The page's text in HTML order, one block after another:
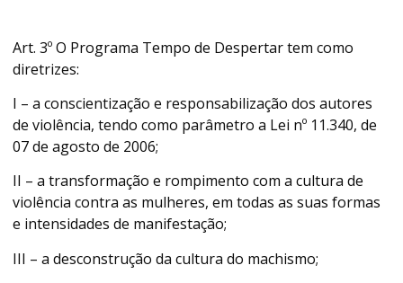
Art. 3º O Programa Tempo de Despertar tem como
diretrizes:
I – a conscientização e responsabilização dos autores
de violência, tendo como parâmetro a Lei nº 11.340, de
07 de agosto de 2006;
II – a transformação e rompimento com a cultura de
violência contra as mulheres, em todas as suas formas
e intensidades de manifestação;
III – a desconstrução da cultura do machismo;